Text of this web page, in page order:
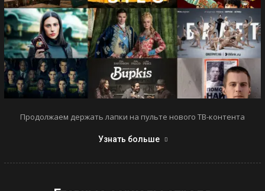
Продолжаем держать лапки на пульте нового ТВ-контента
Узнать больше